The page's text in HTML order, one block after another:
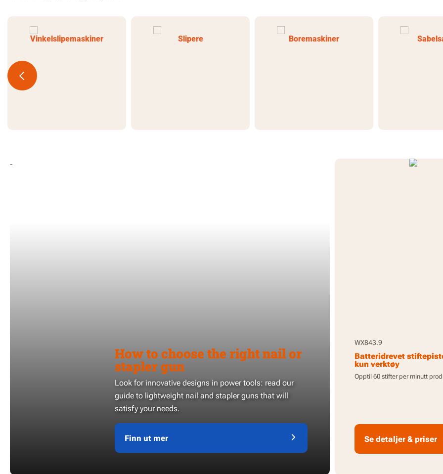
Vinkelslipemaskiner Slipere Boremaskiner
-
How to choose the right nail or
stapler gun
Look for innovative designs in power tools: read our
guide to lightweight nail and stapler guns that will
satisfy your needs.
Finn ut mer
WX843.9
Batteridrevet
kun verktøy
Opptil 60 stifter per minutt
Se detaljer & priser